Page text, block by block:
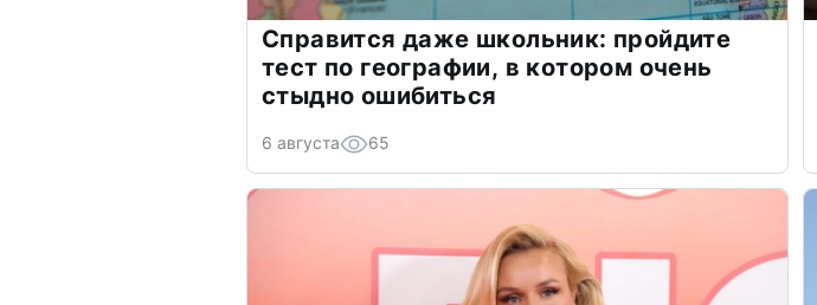
Справится даже школьник: пройдите
тест по географии, в котором очень
стыдно ошибиться
6 августа 65